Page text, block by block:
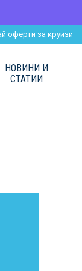
оферти за круизи
НОВИНИ И
СТАТИИ